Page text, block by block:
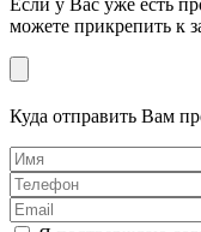
Если у Вас уже есть
можете прикрепить к
Куда отправить Вам